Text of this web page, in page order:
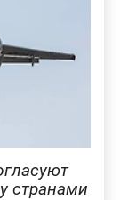
странами